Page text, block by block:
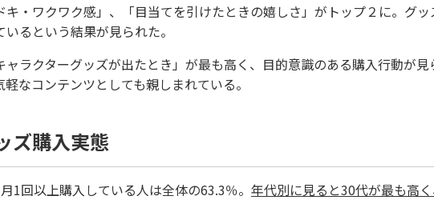
・ワクワク感」、「目当てを引けたときの嬉しさ」がトップ２に。グ
るという結果が見られた。
ラクターグッズが出たとき」が最も高く、目的意識のある購入行動が
なコンテンツとしても親しまれている。
ズ購入実態
回以上購入している人は全体の63.3％。 年代別に見ると30代が最も高く